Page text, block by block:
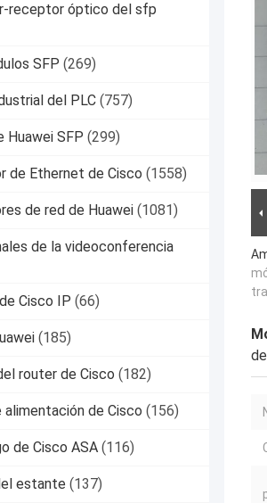
receptor óptico del sfp
SFP (269)
del PLC (757)
Huawei SFP (299)
de Ethernet de Cisco (1558)
de red de Huawei (1081)
de la videoconferencia
Cisco IP (66)
(185)
router de Cisco (182)
alimentación de Cisco (156)
de Cisco ASA (116)
estante (137)